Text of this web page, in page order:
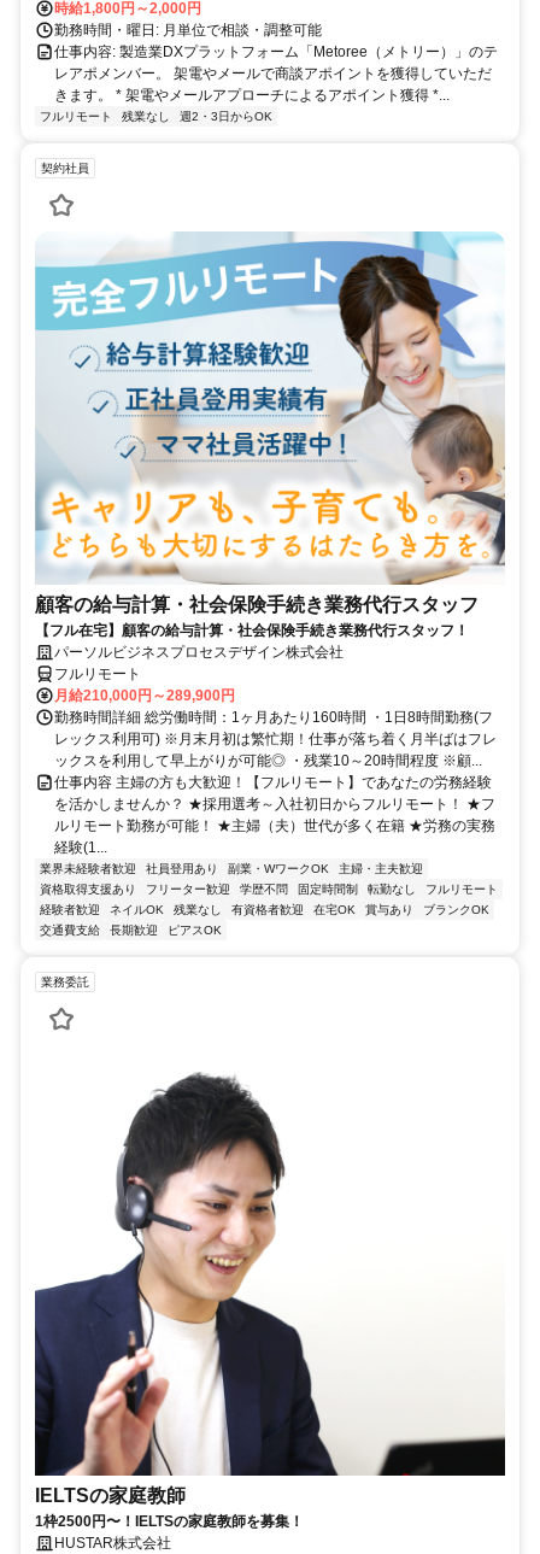
時給1,800円～2,000円
勤務時間・曜日: 月単位で相談・調整可能
仕事内容: 製造業DXプラットフォーム「Metoree（メトリー）」のテ
レアポメンバー。 架電やメールで商談アポイントを獲得していただ
きます。 * 架電やメールアプローチによるアポイント獲得 *...
フルリモート 残業なし 週2・3日からOK
契約社員
顧客の給与計算・社会保険手続き業務代行スタッフ
【フル在宅】顧客の給与計算・社会保険手続き業務代行スタッフ！
パーソルビジネスプロセスデザイン株式会社
フルリモート
月給210,000円～289,900円
勤務時間詳細 総労働時間：1ヶ月あたり160時間 ・1日8時間勤務(フ
レックス利用可) ※月末月初は繁忙期！仕事が落ち着く月半ばはフレ
ックスを利用して早上がりが可能◎ ・残業10～20時間程度 ※顧...
仕事内容 主婦の方も大歓迎！【フルリモート】であなたの労務経験
を活かしませんか？ ★採用選考～入社初日からフルリモート！ ★フ
ルリモート勤務が可能！ ★主婦（夫）世代が多く在籍 ★労務の実務
経験(1...
業界未経験者歓迎 社員登用あり 副業・WワークOK
主婦・主夫歓迎
資格取得支援あり
フリーター歓迎 学歴不問 固定時間制 転勤なし
フルリモート
経験者歓迎
ネイルOK 残業なし 有資格者歓迎 在宅OK 賞与あり
ブランクOK
交通費支給
長期歓迎 ピアスOK
業務委託
IELTSの家庭教師
1枠2500円〜！IELTSの家庭教師を募集！
HUSTAR株式会社